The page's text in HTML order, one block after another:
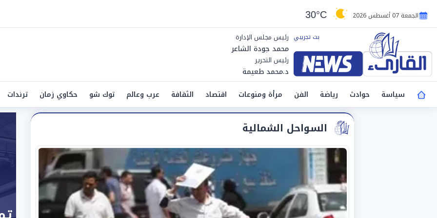
الجمعة 07 أغسطس 2026 30°C
رئيس مجلس الإدارة
محمد جودة الشاعر
رئيس التحرير
د.محمد طعيمة
سياسة
حوادث رياضة الفن مرأة ومنوعات اقتصاد الثقافة عرب وعالم توك شو حكاوي زمان ترندات
السواحل الشمالية